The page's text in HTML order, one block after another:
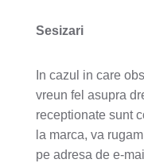
Sesizari
In cazul in care
vreun fel asupra
receptionate sunt
la marca, va
pe adresa de e-